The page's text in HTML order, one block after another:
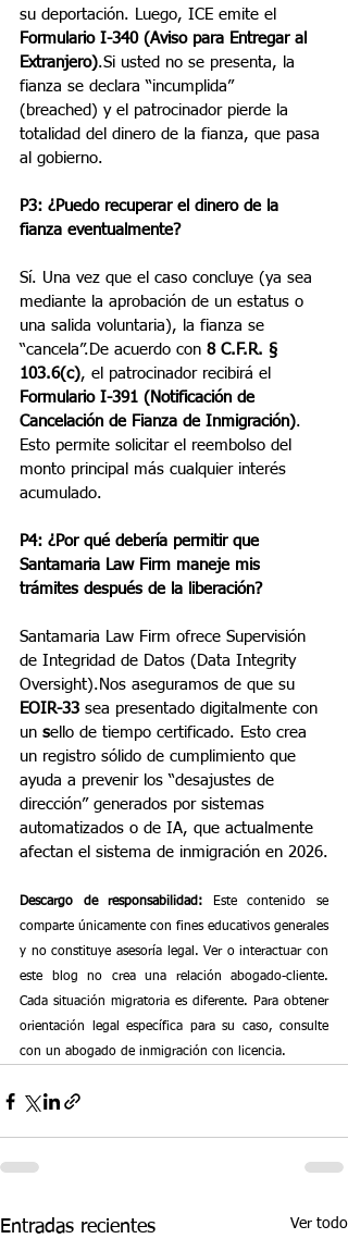
su deportación. Luego, ICE emite el
Formulario I-340 (Aviso para Entregar al
Extranjero).Si usted no se presenta, la
fianza se declara “incumplida”
(breached) y el patrocinador pierde la
totalidad del dinero de la fianza, que pasa
al gobierno.
P3: ¿Puedo recuperar el dinero de la
fianza eventualmente?
Sí. Una vez que el caso concluye (ya sea
mediante la aprobación de un estatus o
una salida voluntaria), la fianza se
“cancela”.De acuerdo con 8 C.F.R. §
103.6(c), el patrocinador recibirá el
Formulario I-391 (Notificación de
Cancelación de Fianza de Inmigración).
Esto permite solicitar el reembolso del
monto principal más cualquier interés
acumulado.
P4: ¿Por qué debería permitir que
Santamaria Law Firm maneje mis
trámites después de la liberación?
Santamaria Law Firm ofrece Supervisión
de Integridad de Datos (Data Integrity
Oversight).Nos aseguramos de que su
EOIR-33 sea presentado digitalmente con
un sello de tiempo certificado. Esto crea
un registro sólido de cumplimiento que
ayuda a prevenir los “desajustes de
dirección” generados por sistemas
automatizados o de IA, que actualmente
afectan el sistema de inmigración en 2026.
Descargo de responsabilidad:
Este contenido se
comparte únicamente con fines educativos generales
y no constituye asesoría legal. Ver o interactuar con
este blog no crea una relación abogado-cliente.
Cada situación migratoria es diferente. Para obtener
orientación legal específica para su caso, consulte
con un abogado de inmigración con licencia.
Entradas recientes Ver todo